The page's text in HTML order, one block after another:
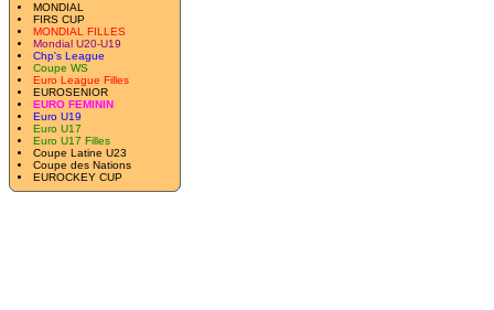
MONDIAL
FIRS CUP
MONDIAL FILLES
Mondial U20-U19
Chp's League
Coupe WS
Euro League Filles
EUROSENIOR
EURO FEMININ
Euro U19
Euro U17
Euro U17 Filles
Coupe Latine U23
Coupe des Nations
EUROCKEY CUP